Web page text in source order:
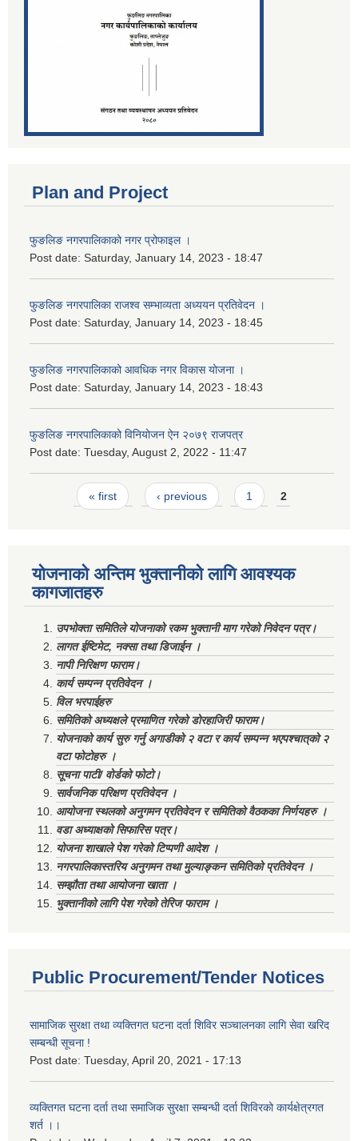
Plan and Project
फुङलिङ नगरपालिकाको नगर प्रोफाइल ।
Post date: Saturday, January 14, 2023 - 18:47
फुङलिङ नगरपालिका राजश्व सम्भाव्यता अध्ययन प्रतिवेदन ।
Post date: Saturday, January 14, 2023 - 18:45
फुङलिङ नगरपालिकाको आवधिक नगर विकास योजना ।
Post date: Saturday, January 14, 2023 - 18:43
फुङलिङ नगरपालिकाको विनियोजन ऐन २०७९ राजपत्र
Post date: Tuesday, August 2, 2022 - 11:47
Pages« first ‹ previous 1 2
योजनाको अन्तिम भुक्तानीको लागि आवश्यक
कागजातहरु
उपभोक्ता समितिले योजनाको रकम भुक्तानी माग गरेको निवेदन पत्र।
लागत ईष्टिमेट, नक्सा तथा डिजाईन ।
नापी निरिक्षण फाराम।
कार्य सम्पन्न प्रतिवेदन ।
विल भरपाईहरु
समितिको अध्यक्षले प्रमाणित गरेको डोरहाजिरी फाराम।
योजनाको कार्य सुरु गर्नु अगाडीको २ वटा र कार्य सम्पन्न भएपश्चात्‌को २
वटा फोटोहरु ।
सूचना पाटी/ वोर्डको फोटो।
सार्वजनिक परिक्षण प्रतिवेदन ।
आयोजना स्थलको अनुगमन प्रतिवेदन र समितिको वैठकका निर्णयहरु ।
वडा अध्याक्षको सिफारिस पत्र।
योजना शाखाले पेश गरेको टिप्पणी आदेश ।
नगरपालिकास्तरिय अनुगमन तथा मुल्याङ्कन समितिको प्रतिवेदन ।
सम्झौता तथा आयोजना खाता ।
भुक्तानीको लागि पेश गरेको तेरिज फाराम ।
Public Procurement/Tender Notices
सामाजिक सुरक्षा तथा व्यक्तिगत घटना दर्ता शिविर सञ्चालनका लागि सेवा खरिद
सम्बन्धी सूचना !
Post date: Tuesday, April 20, 2021 - 17:13
व्यक्तिगत घटना दर्ता तथा समाजिक सुरक्षा सम्बन्धी दर्ता शिविरको कार्यक्षेत्रगत
शर्त ।।